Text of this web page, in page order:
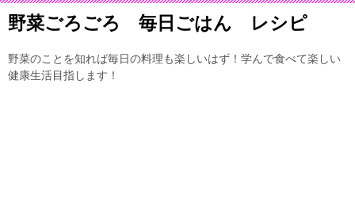
野菜ごろごろ 毎日ごはん レシピ
野菜のことを知れば毎日の料理も楽しいはず！学んで食べて楽しい
健康生活目指します！